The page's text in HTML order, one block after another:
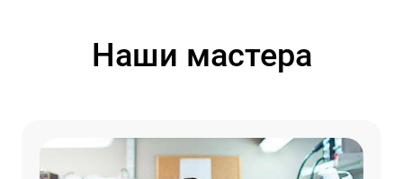
Наши мастера